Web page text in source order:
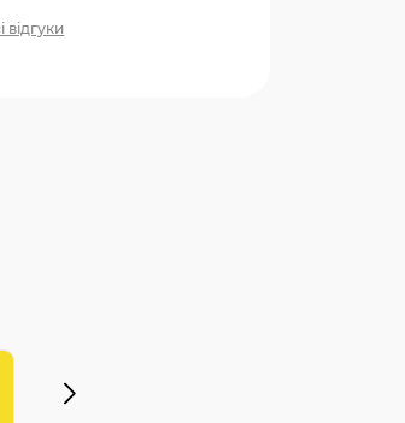
відгуки